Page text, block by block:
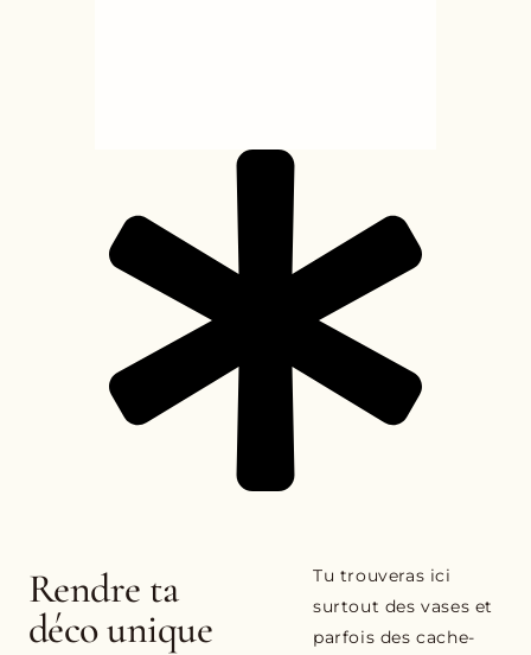
Rendre ta
déco unique
Tu trouveras ici
surtout des vases et
parfois des cache-